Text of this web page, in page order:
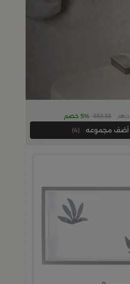
درهم 353.33 5% خصم
(4)